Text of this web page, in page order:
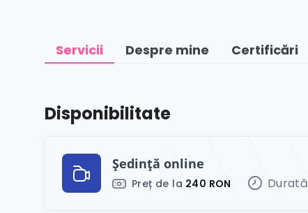
Servicii Despre mine Certificări
Disponibilitate
Ședință online
Preț de la 240 RON Durată